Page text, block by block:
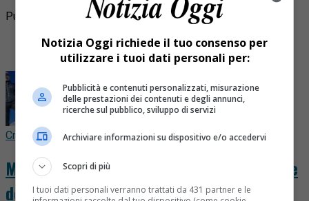
Pubblicità
Ultime
I più letti
Cronaca9 ore fa
Morto sotto una valanga Nirmal Purja, il re
degli Ottomila che stupì la Valsesia
Notizia Oggi richiede il tuo consenso per
utilizzare i tuoi dati personali per:
Pubblicità e contenuti personalizzati, misurazione
delle prestazioni dei contenuti e degli annunci,
ricerche sul pubblico, sviluppo di servizi
Archiviare informazioni su dispositivo e/o accedervi
Scopri di più
I tuoi dati personali verranno trattati da 431 partner e le